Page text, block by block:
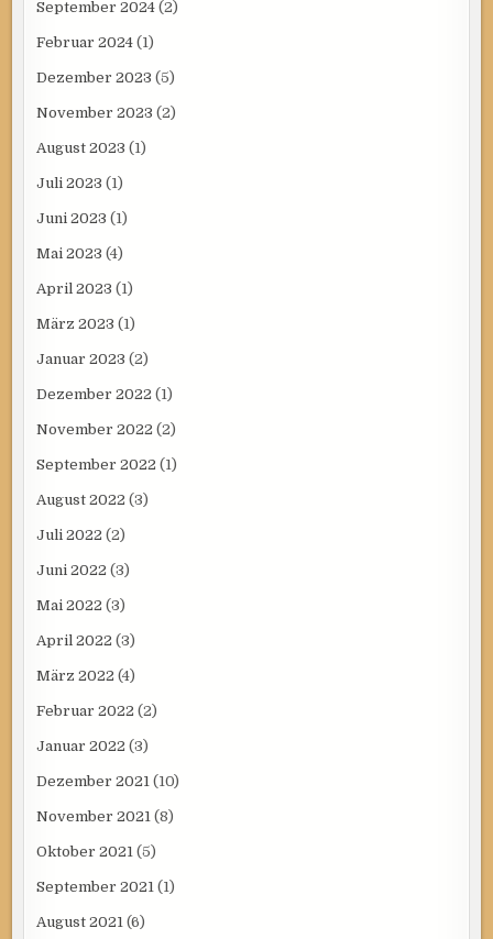
September 2024 (2)
Februar 2024 (1)
Dezember 2023 (5)
November 2023 (2)
August 2023 (1)
Juli 2023 (1)
Juni 2023 (1)
Mai 2023 (4)
April 2023 (1)
März 2023 (1)
Januar 2023 (2)
Dezember 2022 (1)
November 2022 (2)
September 2022 (1)
August 2022 (3)
Juli 2022 (2)
Juni 2022 (3)
Mai 2022 (3)
April 2022 (3)
März 2022 (4)
Februar 2022 (2)
Januar 2022 (3)
Dezember 2021 (10)
November 2021 (8)
Oktober 2021 (5)
September 2021 (1)
August 2021 (6)